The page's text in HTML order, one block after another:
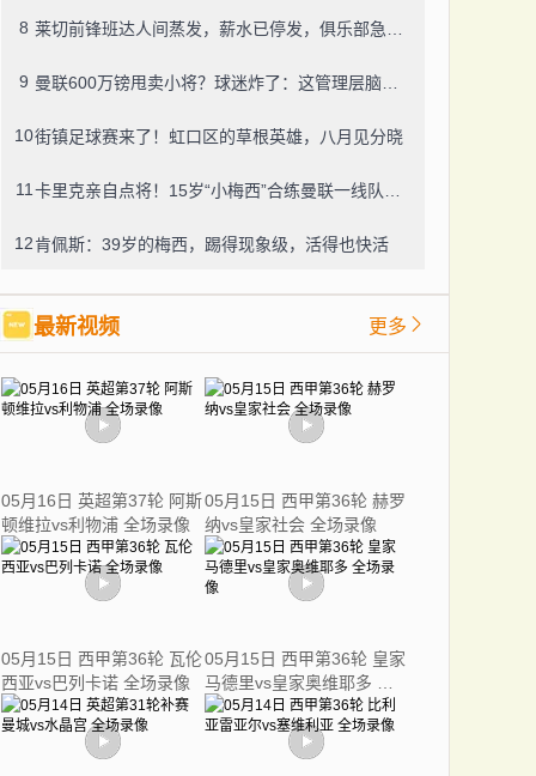
8
9
10街镇足球赛来了！虹口区的草根英雄，八月见分晓
11
12肯佩斯：39岁的梅西，踢得现象级，活得也快活
最新视频 更多
05月16日 英超第37轮 阿斯
顿维拉vs利物浦 全场录像
05月15日 西甲第36轮 赫罗
纳vs皇家社会 全场录像
05月15日 西甲第36轮 瓦伦
西亚vs巴列卡诺 全场录像
05月15日 西甲第36轮 皇家
马德里vs皇家奥维耶多 全
场录像